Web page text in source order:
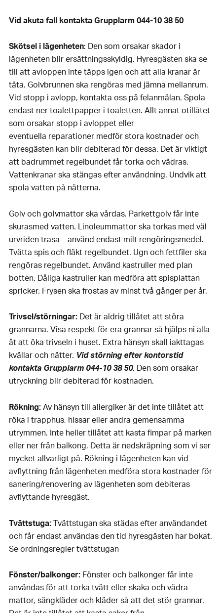
Vid akuta fall kontakta Grupplarm 044-10 38 50
Skötsel i lägenheten: Den som orsakar skador i
lägenheten blir ersättningsskyldig. Hyresgästen ska se
till att avloppen inte täpps igen och att alla kranar är
täta. Golvbrunnen ska rengöras med jämna mellanrum.
Vid stopp i avlopp, kontakta oss på felanmälan. Spola
endast ner toalettpapper i toaletten. Allt annat otillåtet
som orsakar stopp i avloppet eller
eventuella reparationer medför stora kostnader och
hyresgästen kan blir debiterad för dessa. Det är viktigt
att badrummet regelbundet får torka och vädras.
Vattenkranar ska stängas efter användning. Undvik att
spola vatten på nätterna.
Golv och golvmattor ska vårdas. Parkettgolv får inte
skurasmed vatten. Linoleummattor ska torkas med väl
urvriden trasa – använd endast milt rengöringsmedel.
Tvätta spis och fläkt regelbundet. Ugn och fettfiler ska
rengöras regelbundet. Använd kastruller med plan
botten. Dåliga kastruller kan medföra att spisplattan
spricker. Frysen ska frostas av minst två gånger per år.
Trivsel/störningar:Det är aldrig tillåtet att störa
grannarna. Visa respekt för era grannar så hjälps ni alla
åt att öka trivseln i huset. Extra hänsyn skall iakttagas
kvällar och nätter. Vid störning efter kontorstid
kontakta Grupplarm 044-10 38 50. Den som orsakar
utryckning blir debiterad för kostnaden.
Rökning:Av hänsyn till allergiker är det inte tillåtet att
röka i trapphus, hissar eller andra gemensamma
utrymmen. Inte heller tillåtet att kasta fimpar på marken
eller ner från balkong. Detta är nedskräpning som vi ser
mycket allvarligt på. Rökning i lägenheten kan vid
avflyttning från lägenheten medföra stora kostnader för
sanering/renovering av lägenheten som debiteras
avflyttande hyresgäst.
Tvättstuga:Tvättstugan ska städas efter användandet
och får endast användas den tid hyresgästen har bokat.
Se ordningsregler tvättstugan
Fönster/balkonger:Fönster och balkonger får inte
användas för att torka tvätt eller skaka och vädra
mattor, sängkläder och kläder så att det stör grannar.